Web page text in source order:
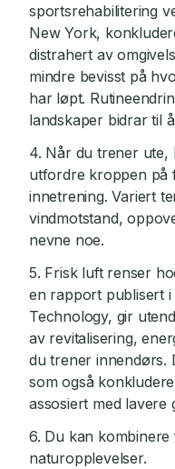
sportsrehabilitering
New York,
distrahert av
mindre bevisst på
har løpt.
landskaper bidrar til
4. Når du trener ute,
utfordre kroppen på
innetrening. Variert
vindmotstand,
nevne noe.
5. Frisk luft renser
en rapport publisert i
Technology, gir
av revitalisering,
du trener innendørs.
som også
assosiert med lavere
6. Du kan kombinere
naturopplevelser.